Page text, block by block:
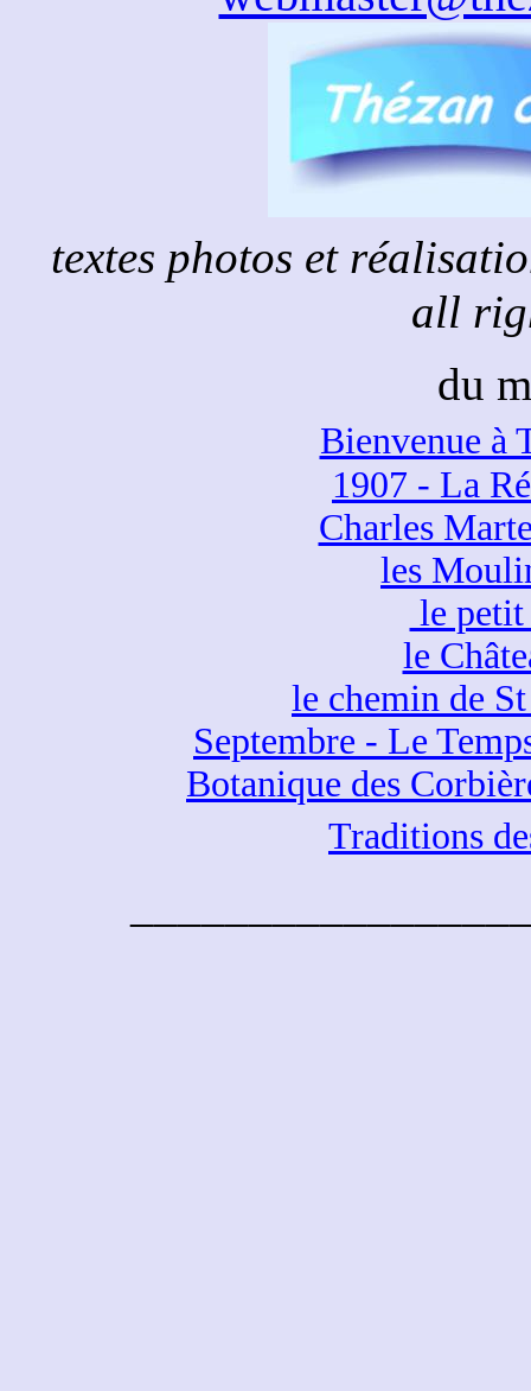
textes photos et
all
du
Bienvenue à
1907 - La
Charles
les
le
le
le chemin de
Septembre - Le
Botanique des
Traditions